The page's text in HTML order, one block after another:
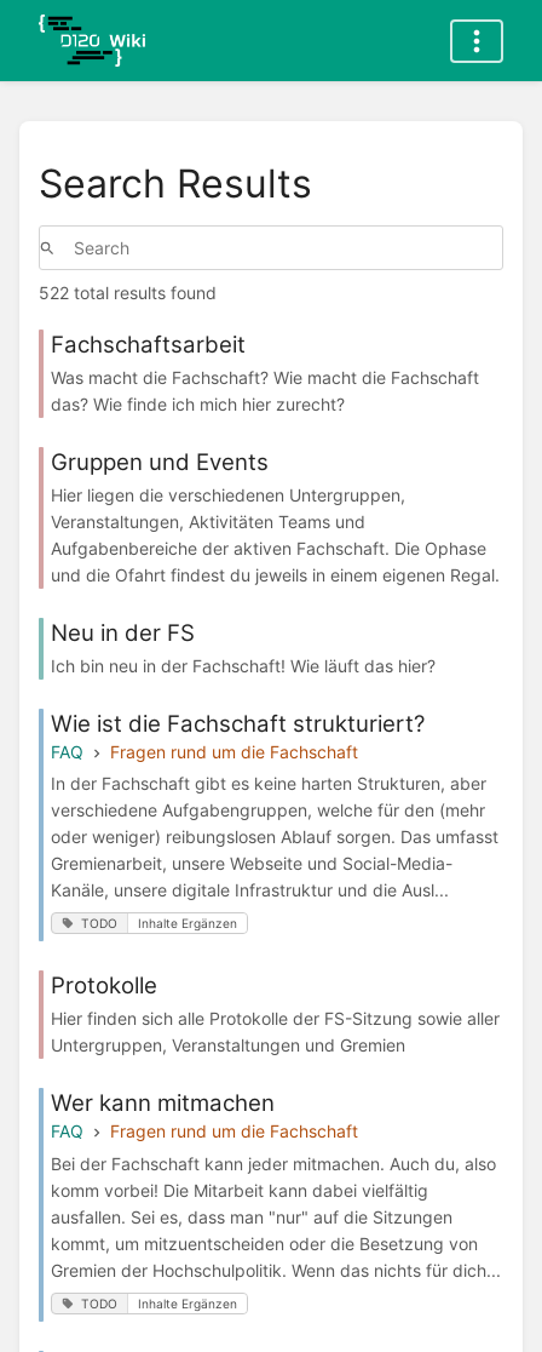
Search Results
522 total results found
Fachschaftsarbeit
Was macht die Fachschaft? Wie macht die Fachschaft
das? Wie finde ich mich hier zurecht?
Gruppen und Events
Hier liegen die verschiedenen Untergruppen,
Veranstaltungen, Aktivitäten Teams und
Aufgabenbereiche der aktiven Fachschaft. Die Ophase
und die Ofahrt findest du jeweils in einem eigenen Regal.
Neu in der FS
Ich bin neu in der Fachschaft! Wie läuft das hier?
Wie ist die Fachschaft strukturiert?
FAQ
Fragen rund um die Fachschaft
In der Fachschaft gibt es keine harten Strukturen, aber
verschiedene Aufgabengruppen, welche für den (mehr
oder weniger) reibungslosen Ablauf sorgen. Das umfasst
Gremienarbeit, unsere Webseite und Social-Media-
Kanäle, unsere digitale Infrastruktur und die Ausl...
TODO Inhalte Ergänzen
Protokolle
Hier finden sich alle Protokolle der FS-Sitzung sowie aller
Untergruppen, Veranstaltungen und Gremien
Wer kann mitmachen
FAQ
Fragen rund um die Fachschaft
Bei der Fachschaft kann jeder mitmachen. Auch du, also
komm vorbei! Die Mitarbeit kann dabei vielfältig
ausfallen. Sei es, dass man "nur" auf die Sitzungen
kommt, um mitzuentscheiden oder die Besetzung von
Gremien der Hochschulpolitik. Wenn das nichts für dich...
TODO Inhalte Ergänzen